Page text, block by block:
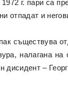
г. пари са
отпадат и
съществува
налагана
дисидент –